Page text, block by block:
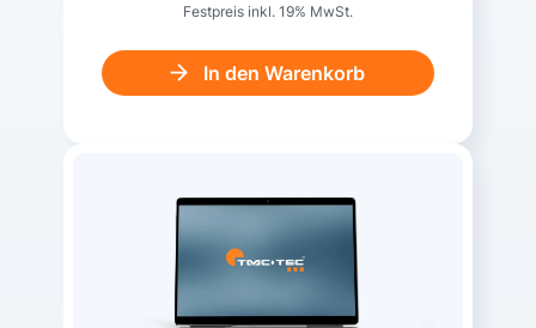
Festpreis inkl. 19% MwSt.
In den Warenkorb